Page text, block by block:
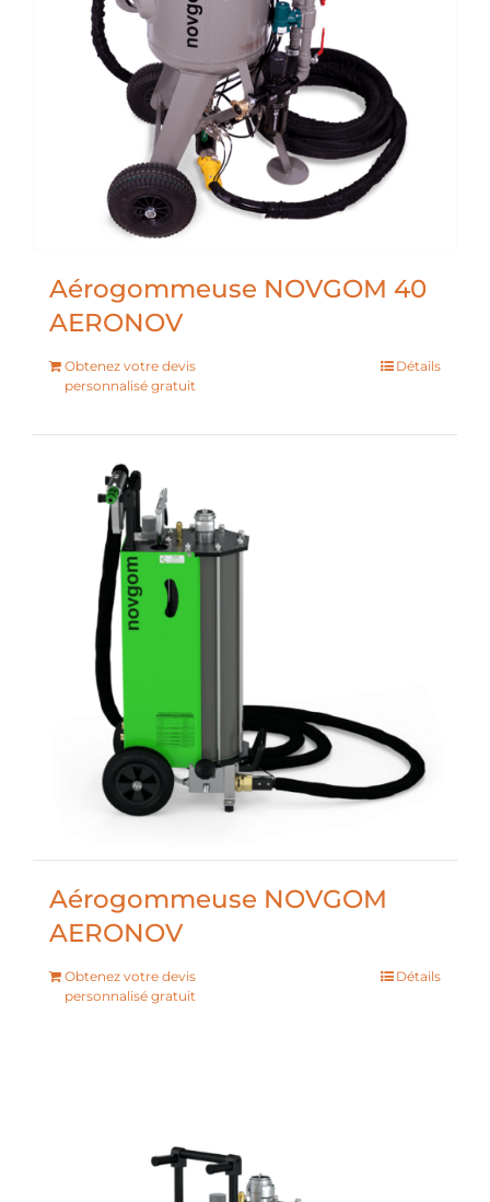
Aérogommeuse NOVGOM 40
AERONOV
Obtenez votre devis
personnalisé gratuit
Détails
Aérogommeuse NOVGOM
AERONOV
Obtenez votre devis
personnalisé gratuit
Détails